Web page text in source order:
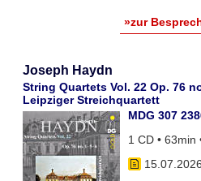
»zur
Joseph Haydn
String Quartets Vol. 22 Op. 76
Leipziger Streichquartett
MDG 307
1 CD • 63min
15.07.2026